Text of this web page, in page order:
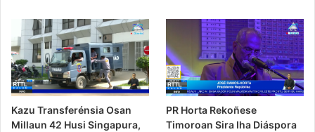
Kazu Transferénsia Osan
Millaun 42 Husi Singapura,
PR Horta Rekoñese
Timoroan Sira Iha Diáspora